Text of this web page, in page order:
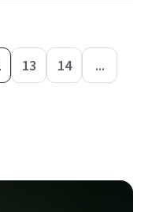
13 14
...